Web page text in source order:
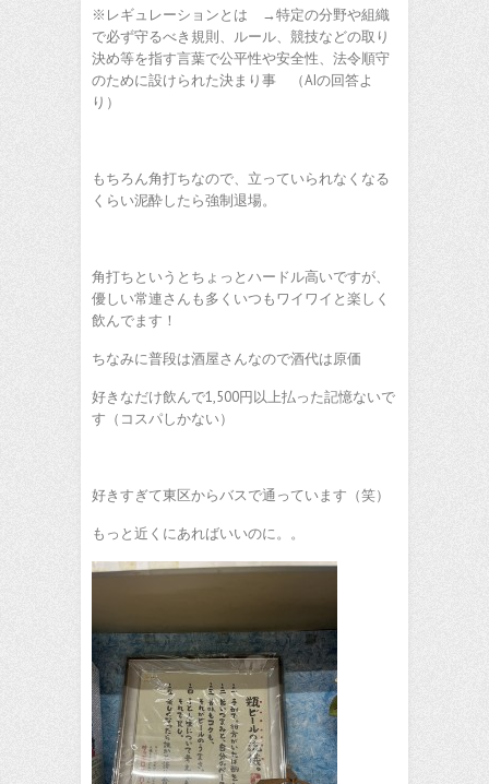
※レギュレーションとは →特定の分野や組織
で必ず守るべき規則、ルール、競技などの取り
決め等を指す言葉で公平性や安全性、法令順守
のために設けられた決まり事 （AIの回答よ
り）
もちろん角打ちなので、立っていられなくなる
くらい泥酔したら強制退場。
角打ちというとちょっとハードル高いですが、
優しい常連さんも多くいつもワイワイと楽しく
飲んでます！
ちなみに普段は酒屋さんなので酒代は原価
好きなだけ飲んで1,500円以上払った記憶ないで
す（コスパしかない）
好きすぎて東区からバスで通っています（笑）
もっと近くにあればいいのに。。